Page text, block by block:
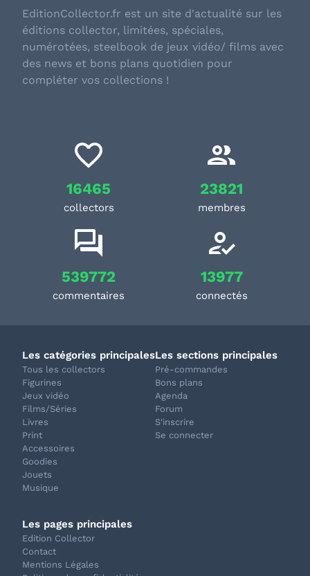
EditionCollector.fr est un site d'actualité sur les
éditions collector, limitées, spéciales,
numérotées, steelbook de jeux vidéo/ films avec
des news et bons plans quotidien pour
compléter vos collections !
16465
collectors
23821
membres
539772
commentaires
13977
connectés
Les catégories principales
Tous les collectors
Figurines
Jeux vidéo
Films/Séries
Livres
Print
Accessoires
Goodies
Jouets
Musique
Les sections principales
Pré-commandes
Bons plans
Agenda
Forum
S'inscrire
Se connecter
Les pages principales
Edition Collector
Contact
Mentions Légales